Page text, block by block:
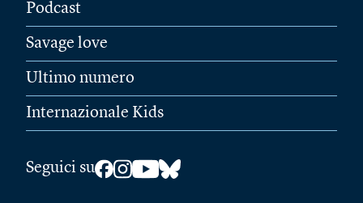
Podcast
Savage love
Ultimo numero
Internazionale Kids
Seguici su